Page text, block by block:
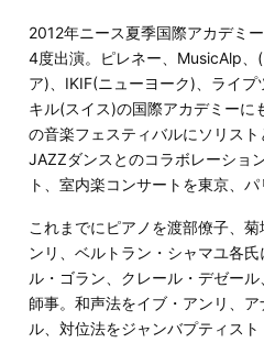
2012年ニース夏季国際アカデミ
4度出演。ピレネー、MusicAlp、
ア)、IKIF(ニューヨーク)、ライ
キル(スイス)の国際アカデミーに
の音楽フェスティバルにソリス
JAZZダンスとのコラボレーショ
ト、室内楽コンサートを東京、
これまでにピアノを渡部僚子、
ンリ、ベルトラン・シャマユ各
ル・ゴラン、クレール・デゼー
師事。和声法をイブ・アンリ、
ル、対位法をジャンバプティスト